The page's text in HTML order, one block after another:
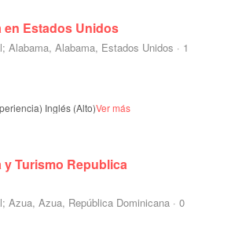
en Estados Unidos
Alabama, Alabama, Estados Unidos · 1
Inglés (Alto)Ver más
y Turismo Republica
Azua, Azua, República Dominicana · 0